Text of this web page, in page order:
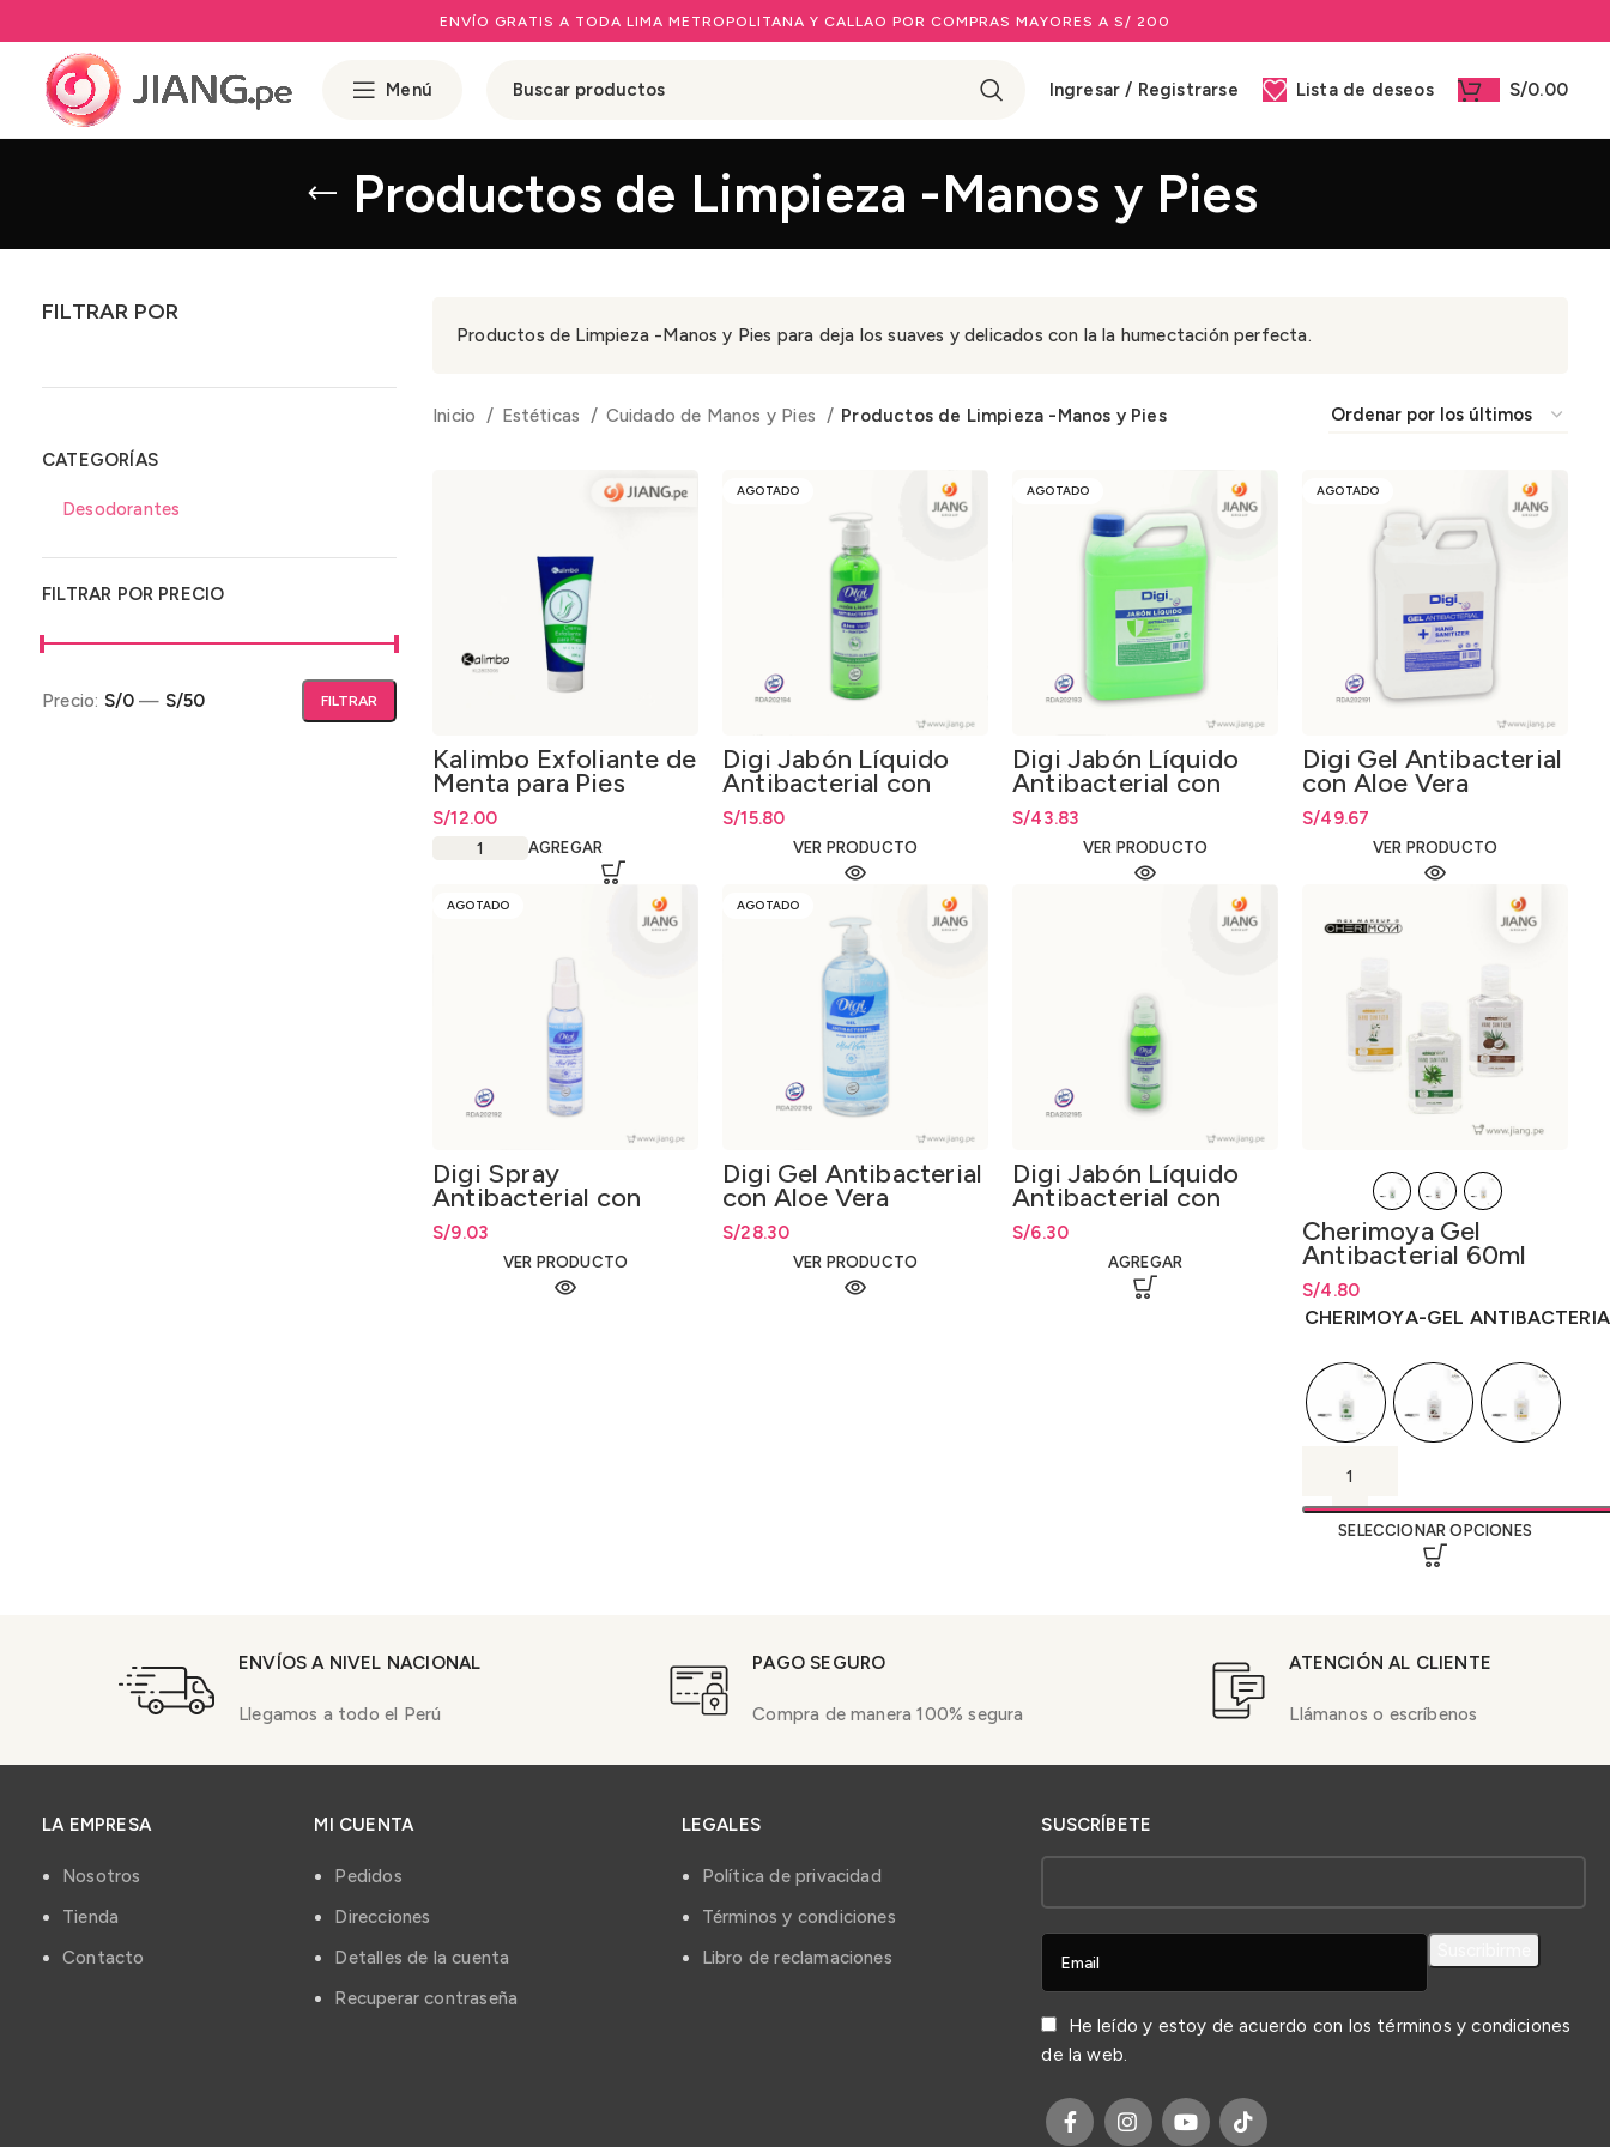
ENVÍO GRATIS A TODA LIMA METROPOLITANA Y CALLAO POR COMPRAS MAYORES A S/ 200
Menú Ingresar / Registrarse Lista de deseos S/0.00
Productos de Limpieza -Manos y Pies
FILTRAR POR
CATEGORÍAS
Desodorantes
FILTRAR POR PRECIO
Precio mínimo
Precio máximo FILTRAR
Precio: S/0 — S/50
Productos de Limpieza -Manos y Pies para deja los suaves y delicados con la la humectación perfecta.
Inicio Estéticas Cuidado de Manos y Pies Productos de Limpieza -Manos y Pies
Kalimbo Exfoliante de
Menta para Pies
200mg
S/12.00
AGREGAR
AGOTADO
Digi Jabón Líquido
Antibacterial con
Aloe Vera 500ml.
S/15.80
VER PRODUCTO
AGOTADO
Digi Jabón Líquido
Antibacterial con
Aloe Vera 2000ml.
S/43.83
VER PRODUCTO
AGOTADO
Digi Gel Antibacterial
con Aloe Vera
2000ml.
S/49.67
VER PRODUCTO
AGOTADO
Digi Spray
Antibacterial con
Aloe Vera 120ml.
S/9.03
VER PRODUCTO
AGOTADO
Digi Gel Antibacterial
con Aloe Vera
1000ml.
S/28.30
VER PRODUCTO
Digi Jabón Líquido
Antibacterial con
Aloe Vera 120ml.
S/6.30
AGREGAR
Cherimoya Gel
Antibacterial 60ml
S/4.80
Rango de precios: desde
S/4.80hastaS/4.80
CHERIMOYA-GEL
SELECCIONAR OPCIONES
ENVÍOS A NIVEL NACIONAL
Llegamos a todo el Perú
PAGO SEGURO
Compra de manera 100% segura
ATENCIÓN AL CLIENTE
Llámanos o escríbenos
LA EMPRESA
Nosotros
Tienda
Contacto
MI CUENTA
Pedidos
Direcciones
Detalles de la cuenta
Recuperar contraseña
LEGALES
Política de privacidad
Términos y condiciones
Libro de reclamaciones
SUSCRÍBETE
He leído y estoy de acuerdo con los términos y condiciones
de la web.